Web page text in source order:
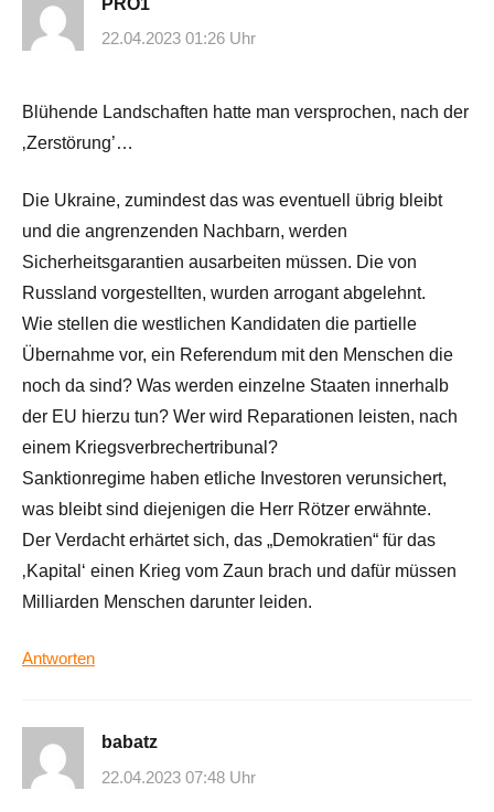
PRO1
22.04.2023 01:26 Uhr
Blühende Landschaften hatte man versprochen, nach der
‚Zerstörung’…
Die Ukraine, zumindest das was eventuell übrig bleibt
und die angrenzenden Nachbarn, werden
Sicherheitsgarantien ausarbeiten müssen. Die von
Russland vorgestellten, wurden arrogant abgelehnt.
Wie stellen die westlichen Kandidaten die partielle
Übernahme vor, ein Referendum mit den Menschen die
noch da sind? Was werden einzelne Staaten innerhalb
der EU hierzu tun? Wer wird Reparationen leisten, nach
einem Kriegsverbrechertribunal?
Sanktionregime haben etliche Investoren verunsichert,
was bleibt sind diejenigen die Herr Rötzer erwähnte.
Der Verdacht erhärtet sich, das „Demokratien“ für das
‚Kapital‘ einen Krieg vom Zaun brach und dafür müssen
Milliarden Menschen darunter leiden.
Antworten
babatz
22.04.2023 07:48 Uhr